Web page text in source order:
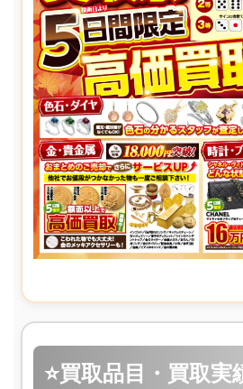
⭐買取品目・買取実